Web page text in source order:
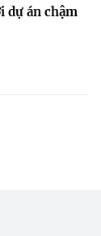
dự án chậm